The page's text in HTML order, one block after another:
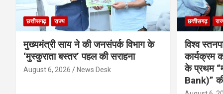
छत्तीसगढ़ राज्य
मुख्यमंत्री साय ने की जनसंपर्क विभाग के
‘मुस्कुराता बस्तर’ पहल की सराहना
August 6, 2026 News Desk
छत्तीसगढ़
विश्व
कार्यक्रम
के प्रथम
Bank)”